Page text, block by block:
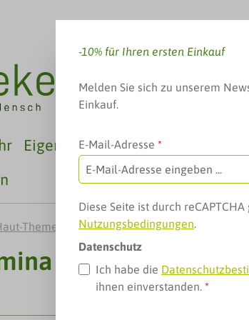
Eigenmarken Familie, Baby &
Themen Wundpflege
Prurito Creme
-10% für Ihren ersten Einkauf
Melden Sie sich zu unserem
Einkauf.
E-Mail-Adresse *
Diese Seite ist durch
Nutzungsbedingungen.
Datenschutz
Ich habe die
ihnen einverstanden. *